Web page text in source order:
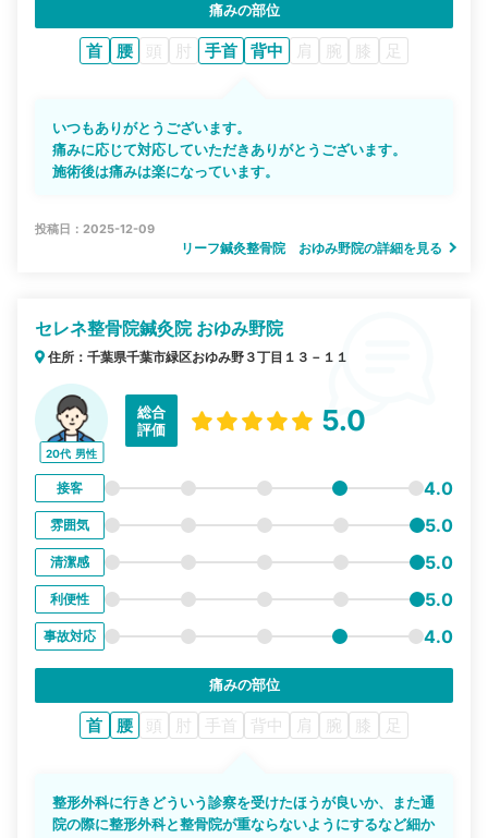
痛みの部位
首 腰 頭 肘 手首 背中 肩 腕 膝 足
いつもありがとうございます。
痛みに応じて対応していただきありがとうございます。
施術後は痛みは楽になっています。
投稿日：2025-12-09
リーフ鍼灸整骨院 おゆみ野院の詳細を見る
セレネ整骨院鍼灸院 おゆみ野院
住所：千葉県千葉市緑区おゆみ野３丁目１３－１１
20代 男性
総合
評価
5.0
接客 4.0
雰囲気 5.0
清潔感 5.0
利便性 5.0
事故対応 4.0
痛みの部位
首 腰 頭 肘 手首 背中 肩 腕 膝 足
整形外科に行きどういう診察を受けたほうが良いか、また通
院の際に整形外科と整骨院が重ならないようにするなど細か